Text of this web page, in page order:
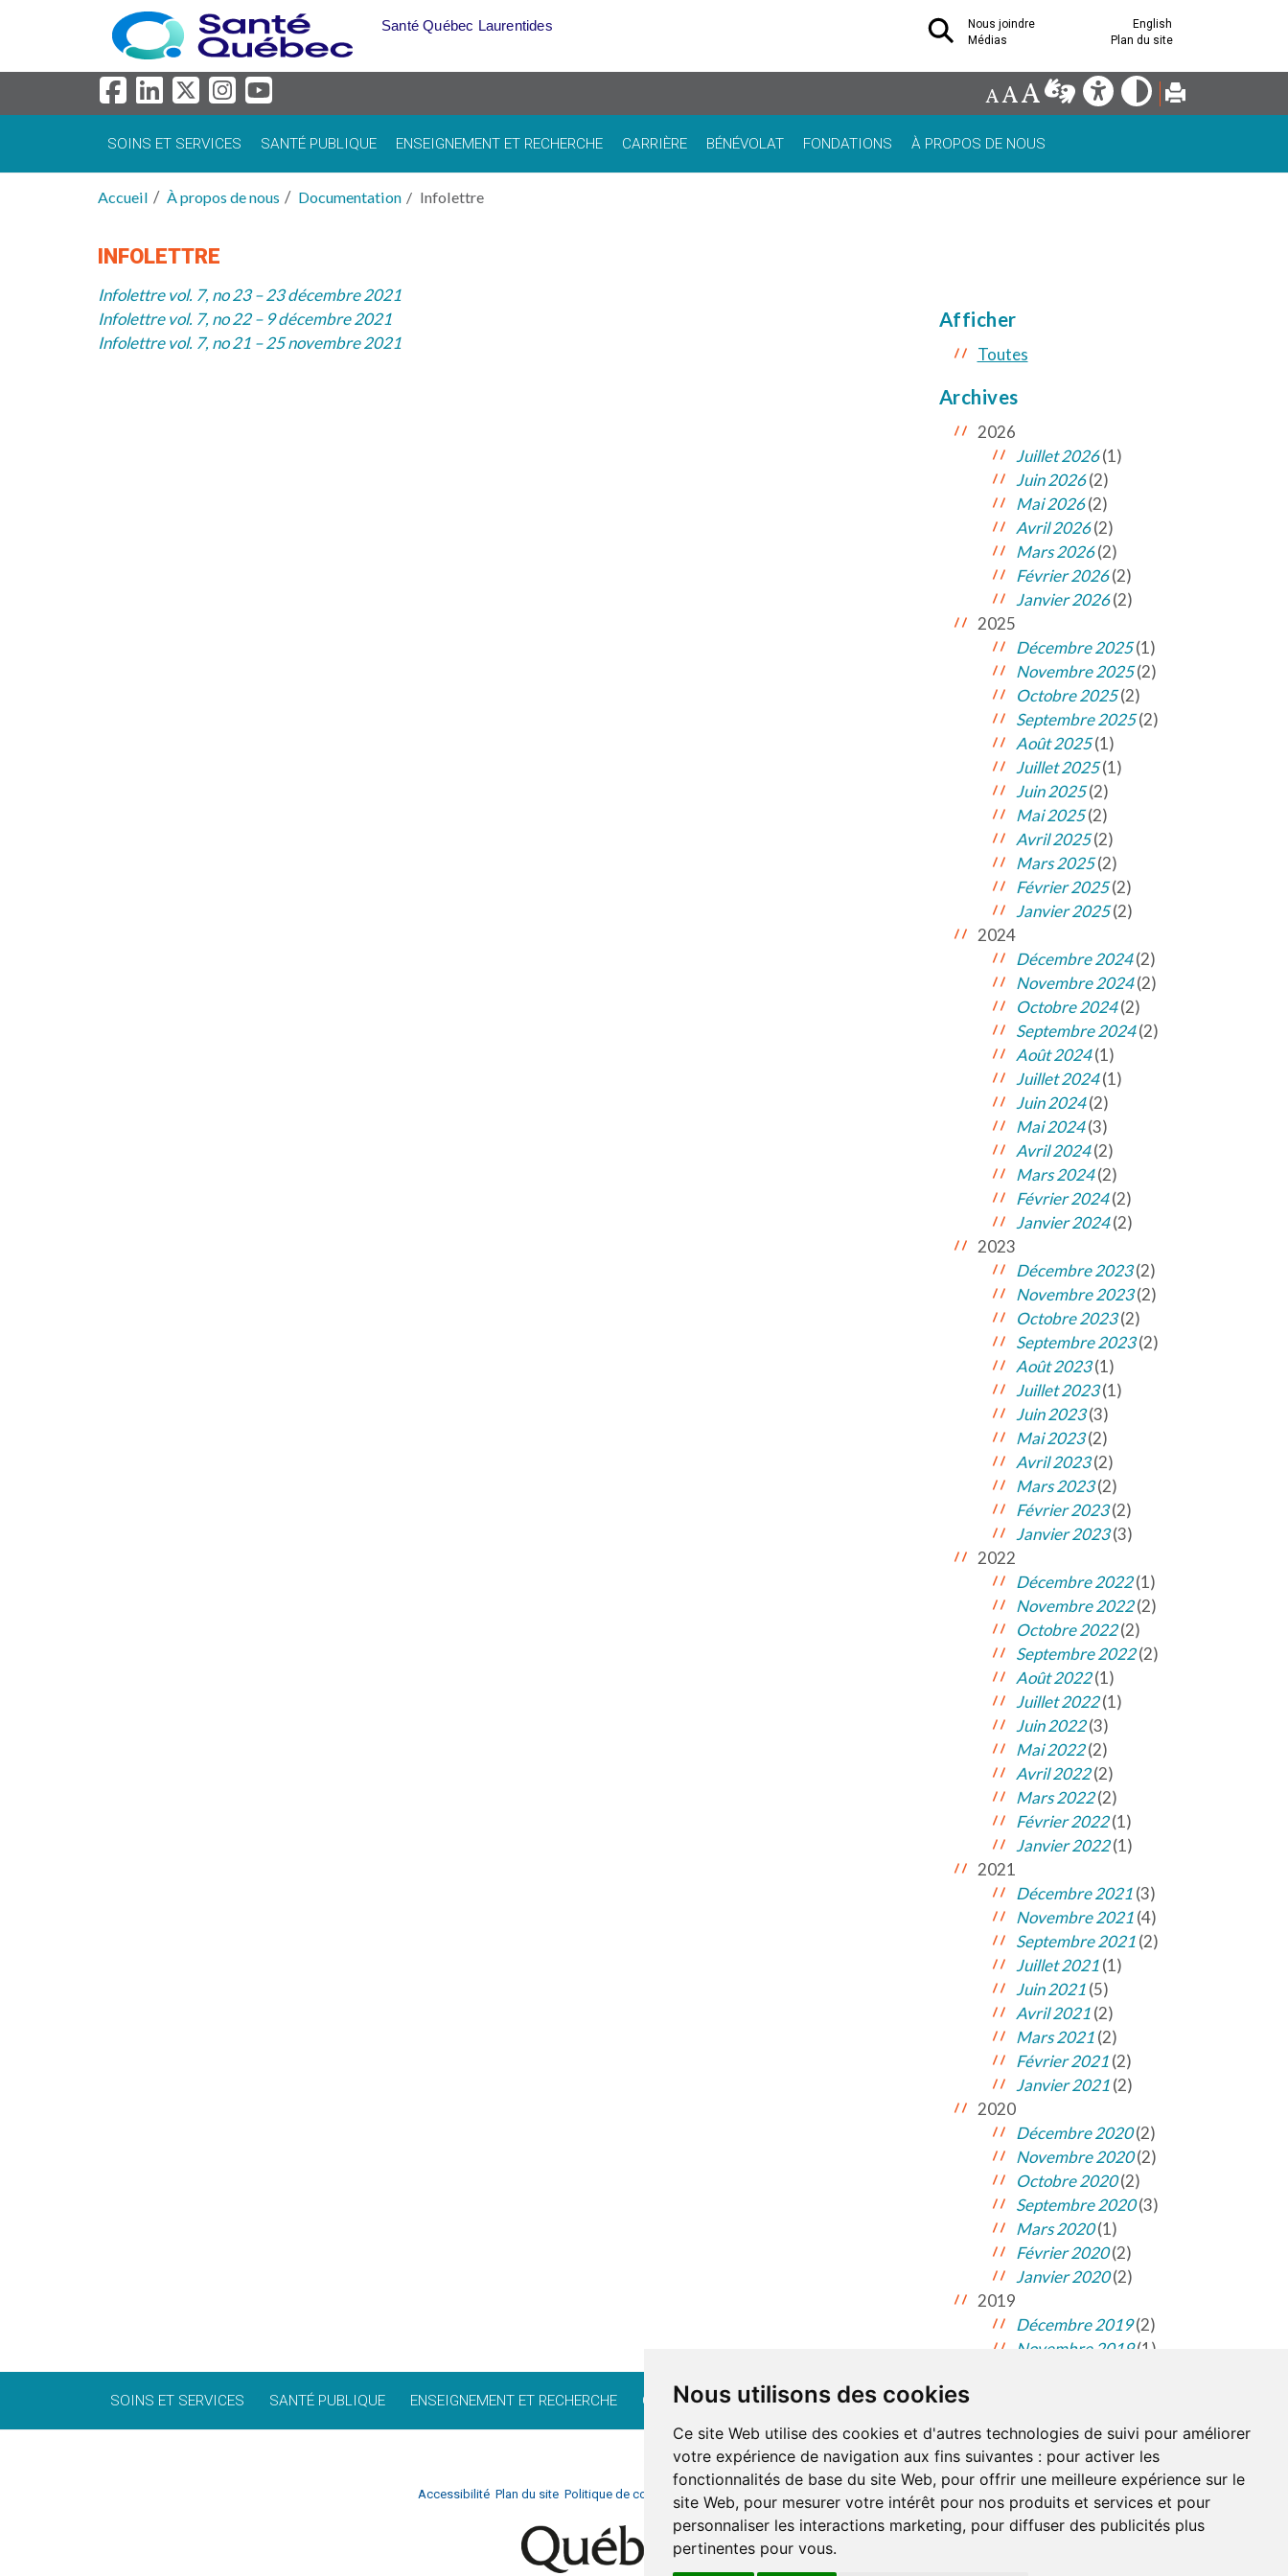
Nous utilisons des cookies
Ce site Web utilise des cookies et d'autres technologies de suivi pour améliorer
votre expérience de navigation aux fins suivantes : pour activer les
fonctionnalités de base du site Web, pour offrir une meilleure expérience sur le
site Web, pour mesurer votre intérêt pour nos produits et services et pour
personnaliser les interactions marketing, pour diffuser des publicités plus
pertinentes pour vous.
Aller au menu principal
Nous joindre
English
Médias
Plan du site
Santé Québec Laurentides
SOINS ET SERVICES SANTÉ PUBLIQUE ENSEIGNEMENT ET RECHERCHE CARRIÈRE BÉNÉVOLAT FONDATIONS À PROPOS DE NOUS
Accueil À propos de nous Documentation Infolettre
INFOLETTRE
Infolettre vol. 7, no 23 – 23 décembre 2021
Infolettre vol. 7, no 22 – 9 décembre 2021
Infolettre vol. 7, no 21 – 25 novembre 2021
Afficher
Toutes
Archives
2026
Juillet 2026(1)
Juin 2026(2)
Mai 2026(2)
Avril 2026(2)
Mars 2026(2)
Février 2026(2)
Janvier 2026(2)
2025
Décembre 2025(1)
Novembre 2025(2)
Octobre 2025(2)
Septembre 2025(2)
Août 2025(1)
Juillet 2025(1)
Juin 2025(2)
Mai 2025(2)
Avril 2025(2)
Mars 2025(2)
Février 2025(2)
Janvier 2025(2)
2024
Décembre 2024(2)
Novembre 2024(2)
Octobre 2024(2)
Septembre 2024(2)
Août 2024(1)
Juillet 2024(1)
Juin 2024(2)
Mai 2024(3)
Avril 2024(2)
Mars 2024(2)
Février 2024(2)
Janvier 2024(2)
2023
Décembre 2023(2)
Novembre 2023(2)
Octobre 2023(2)
Septembre 2023(2)
Août 2023(1)
Juillet 2023(1)
Juin 2023(3)
Mai 2023(2)
Avril 2023(2)
Mars 2023(2)
Février 2023(2)
Janvier 2023(3)
2022
Décembre 2022(1)
Novembre 2022(2)
Octobre 2022(2)
Septembre 2022(2)
Août 2022(1)
Juillet 2022(1)
Juin 2022(3)
Mai 2022(2)
Avril 2022(2)
Mars 2022(2)
Février 2022(1)
Janvier 2022(1)
2021
Décembre 2021(3)
Novembre 2021(4)
Septembre 2021(2)
Juillet 2021(1)
Juin 2021(5)
Avril 2021(2)
Mars 2021(2)
Février 2021(2)
Janvier 2021(2)
2020
Décembre 2020(2)
Novembre 2020(2)
Octobre 2020(2)
Septembre 2020(3)
Mars 2020(1)
Février 2020(2)
Janvier 2020(2)
2019
Décembre 2019(2)
Novembre 2019(1)
SOINS ET SERVICES SANTÉ PUBLIQUE ENSEIGNEMENT ET RECHERCHE CARRIÈRE BÉNÉVOLAT FONDATIONS À PROPOS DE NOUS
Accessibilité Plan du site Politique de confidentialité Documentation Réalisation du site